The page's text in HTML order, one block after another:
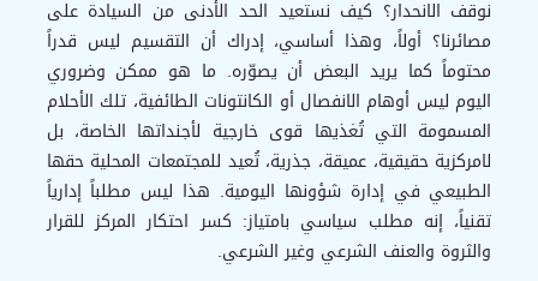
نوقف الانحدار؟ كيف نستعيد الحد الأدنى من السيادة على
مصائرنا؟ أولاً، وهذا أساسي، إدراك أن التقسيم ليس قدراً
محتوماً كما يريد البعض أن يصوّره. ما هو ممكن وضروري
اليوم ليس أوهام الانفصال أو الكانتونات الطائفية، تلك الأحلام
المسمومة التي تُغذيها قوى خارجية لأجنداتها الخاصة، بل
لامركزية حقيقية، عميقة، جذرية، تُعيد للمجتمعات المحلية حقها
الطبيعي في إدارة شؤونها اليومية. هذا ليس مطلباً إدارياً
تقنياً، إنه مطلب سياسي بامتياز: كسر احتكار المركز للقرار
والثروة والعنف الشرعي وغير الشرعي.